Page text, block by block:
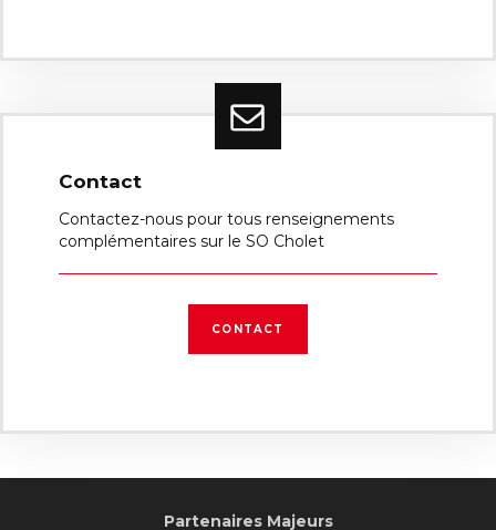
Contact
Contactez-nous pour tous renseignements
complémentaires sur le SO Cholet
CONTACT
Partenaires Majeurs